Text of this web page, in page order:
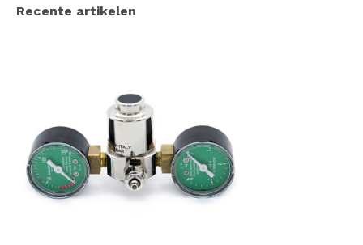
Recente artikelen